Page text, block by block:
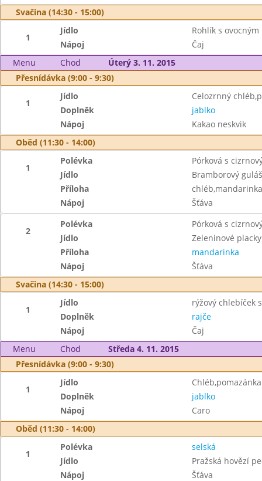
Svačina (14:30 - 15:00)
1
Jídlo
Rohlík s
Nápoj
Čaj
Menu
Chod
Úterý 3. 11. 2015
Přesnídávka (9:00 - 9:30)
1
Jídlo
Celozrnný
Doplněk
jablko
Nápoj
Kakao neskvik
Oběd (11:30 - 14:00)
1
Polévka
Pórková s
Jídlo
Bramborový
Příloha
chléb,mandarinka
Nápoj
Šťáva
2
Polévka
Pórková s
Jídlo
Zeleninové
Příloha
mandarinka
Nápoj
Šťáva
Svačina (14:30 - 15:00)
1
Jídlo
rýžový chlebíček
Doplněk
rajče
Nápoj
Čaj
Menu
Chod
Středa 4. 11. 2015
Přesnídávka (9:00 - 9:30)
1
Jídlo
Doplněk
jablko
Nápoj
Caro
Oběd (11:30 - 14:00)
1
Polévka
selská
Jídlo
Pražská hovězí
Nápoj
Šťáva